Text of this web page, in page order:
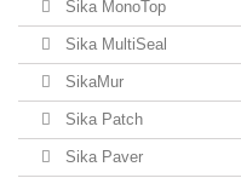
Sika MonoTop
Sika MultiSeal
SikaMur
Sika Patch
Sika Paver